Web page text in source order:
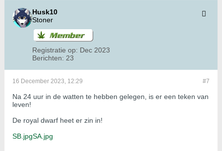
Husk10
Stoner
Registratie op: Dec 2023
Berichten: 23
#7
16 December 2023, 12:29
Na 24 uur in de watten te hebben gelegen, is er een teken van
leven!
De royal dwarf heet er zin in!
SB.jpgSA.jpg